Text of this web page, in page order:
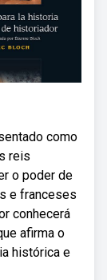
como
reis
o poder de
e franceses
conhecerá
afirma o
histórica e